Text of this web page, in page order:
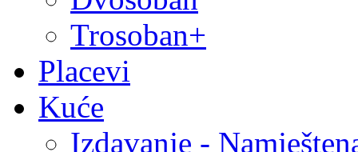
Trosoban+
Placevi
Kuće
Izdavanje -